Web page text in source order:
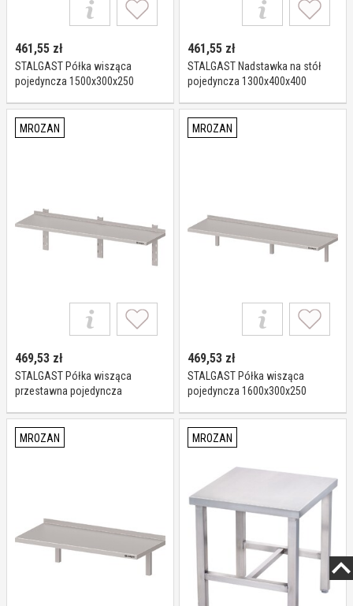
461,55 zł
STALGAST Półka wisząca
pojedyncza 1500x300x250
461,55 zł
STALGAST Nadstawka na stół
pojedyncza 1300x400x400
MROZAN
469,53 zł
STALGAST Półka wisząca
przestawna pojedyncza
MROZAN
469,53 zł
STALGAST Półka wisząca
pojedyncza 1600x300x250
MROZAN MROZAN